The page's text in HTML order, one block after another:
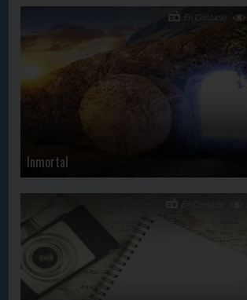
Inmortal
En Contacto
En Contacto